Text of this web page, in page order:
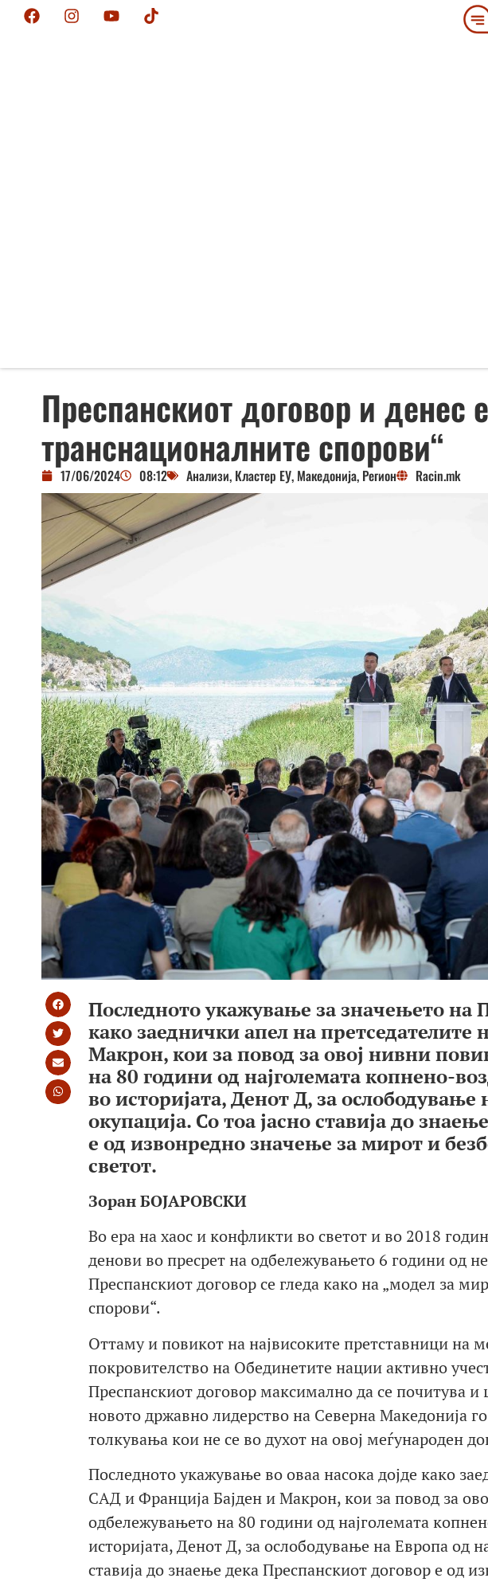
Преспанскиот договор и
транснационалните спорови“
17/06/2024 08:12 Анализи, Кластер ЕУ, Македонија, Регион Racin.mk
Последното укажување за значењето на
како заеднички апел на
Макрон, кои за повод за овој нивни
на 80 години од најголемата копнено-
во историјата, Денот Д, за
окупација. Со тоа јасно ставија до
е од извонредно значење за мирот и
светот.
Зоран БОЈАРОВСКИ
Во ера на хаос и конфликти во светот и во 2018
денови во пресрет на одбележувањето 6 години од
Преспанскиот договор се гледа како на „модел за
спорови“.
Оттаму и повикот на највисоките претставници на
покровителство на Обединетите нации активно
Преспанскиот договор максимално да се почитува и
новото државно лидерство на Северна Македонија
толкувања кои не се во духот на овој меѓународен
Последното укажување во оваа насока дојде како
САД и Франција Бајден и Макрон, кои за повод за
одбележувањето на 80 години од најголемата
историјата, Денот Д, за ослободување на Европа од
ставија до знаење дека Преспанскиот договор е од